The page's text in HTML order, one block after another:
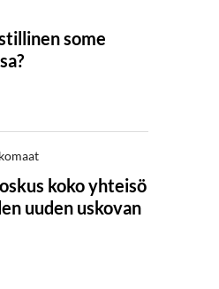
some
koko yhteisö
uuden uskovan